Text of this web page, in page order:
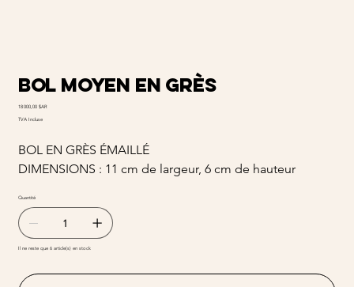
bol moyen en grès
Prix
18 000,00 $AR
TVA Incluse
BOL EN GRÈS ÉMAILLÉ
DIMENSIONS : 11 cm de largeur, 6 cm de hauteur
Quantité
Il ne reste que 6 article(s) en stock